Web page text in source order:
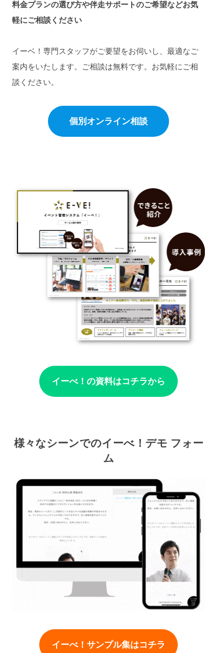
料金プランの選び方や伴走サポートのご希望などお気
軽にご相談ください
イーベ！専門スタッフがご要望をお伺いし、最適なご
案内をいたします。ご相談は無料です。お気軽にご相
談ください。
個別オンライン相談
イーべ！の資料はコチラから
様々なシーンでのイーべ！デモ フォー
ム
イーべ！サンプル集はコチラ